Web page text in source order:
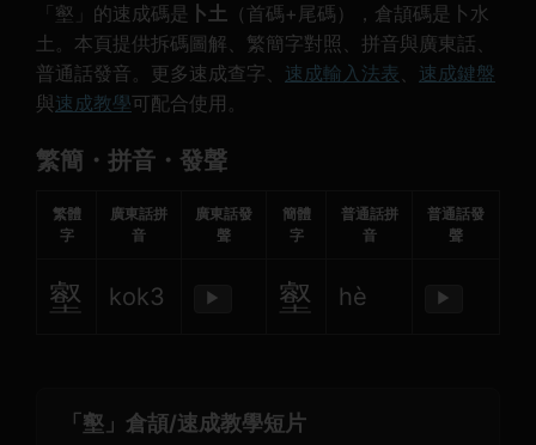
「壑」的速成碼是 卜土 （首碼+尾碼），倉頡碼是卜水
土。本頁提供拆碼圖解、繁簡字對照、拼音與廣東話、
普通話發音。更多速成查字、 速成輸入法表、 速成鍵盤
與速成教學可配合使用。
繁簡・拼音・發聲
繁體
字
廣東話拼
音
廣東話發
聲
簡體
字
普通話拼
音
普通話發
聲
壑 kok3 ▶ 壑 hè ▶
「壑」倉頡/速成教學短片